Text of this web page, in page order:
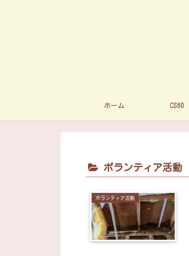
ホーム CS60
ボランティア活動
ボランティア活動